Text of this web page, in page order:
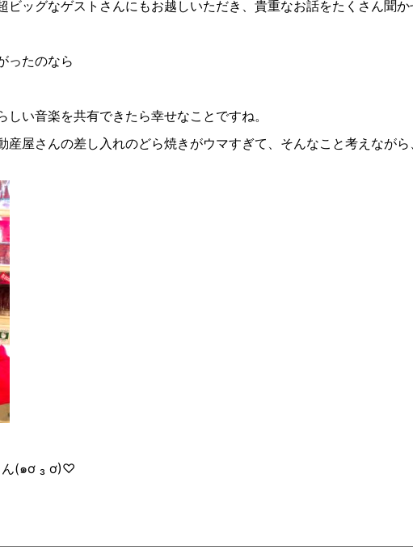
ビッグなゲストさんにもお越しいただき、貴重なお話をたくさん聞か
ったのなら
い音楽を共有できたら幸せなことですね。
産屋さんの差し入れのどら焼きがウマすぎて、そんなこと考えなが
ん(๑ơ ₃ ơ)♡︎